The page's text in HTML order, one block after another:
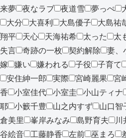
来夢
夜なラブ 夜道雪 夢っぺ
大分
大喜利 大島優子 大島祐
翔平
天心 天海祐希 太った 太
失言
奇跡の一枚 契約解除 妻、
嫁
嫌い 嫌われる 子役 子育て
安住紳一郎
実際 宮崎麗果 宮
香
小室佳代 小室圭 小山ティナ
耶
小籔千豊 山之内すず 山口智
倉美里
峯岸みなみ 島野育夫 川
谷絵音
工藤静香 左前 巫まろ